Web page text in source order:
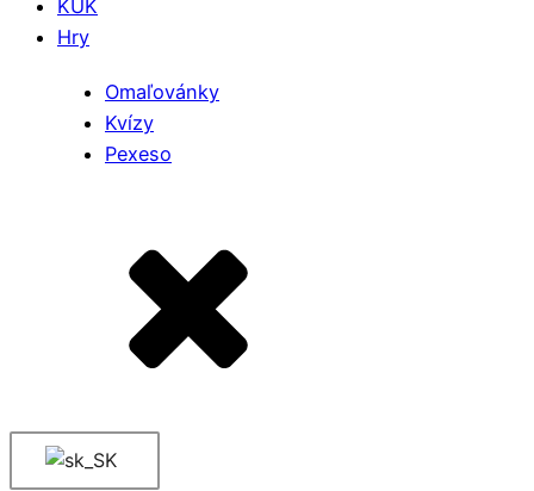
KUK
Hry
Omaľovánky
Kvízy
Pexeso